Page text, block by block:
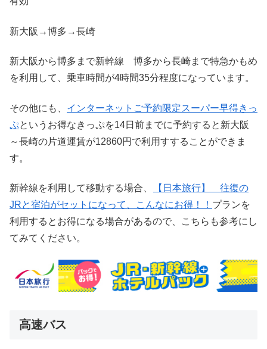
新大阪→博多→長崎
新大阪から博多まで新幹線 博多から長崎まで特急かもめ
を利用して、乗車時間が4時間35分程度になっています。
その他にも、 インターネットご予約限定スーパー早得きっ
ぷというお得なきっぷを14日前までに予約すると新大阪
～長崎の片道運賃が12860円で利用すすることができま
す。
新幹線を利用して移動する場合、
【日本旅行】 往復の
JRと宿泊がセットになって、こんなにお得！！ プランを
利用するとお得になる場合があるので、こちらも参考にし
てみてください。
高速バス